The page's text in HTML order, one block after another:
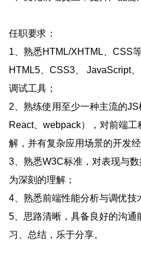
任职要求：
1、熟悉HTML/XHTML、CSS
HTML5、CSS3、 JavaScript
调试工具；
2、熟练使用至少一种主流的JS
React、webpack），对前端
解，并有复杂应用场景的开发
3、熟悉W3C标准，对表现与
为深刻的理解；
4、熟悉前端性能分析与调优技
5、思路清晰，具备良好的沟通
习、总结，乐于分享。